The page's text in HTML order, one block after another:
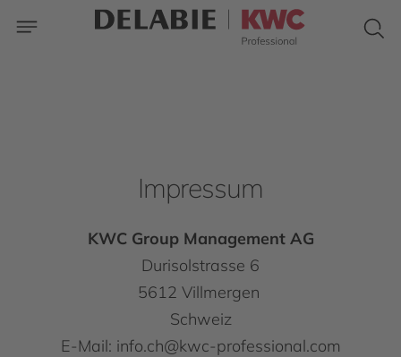
Impressum
KWC Group Management AG
Durisolstrasse 6
5612 Villmergen
Schweiz
E-Mail: info.ch@kwc-professional.com